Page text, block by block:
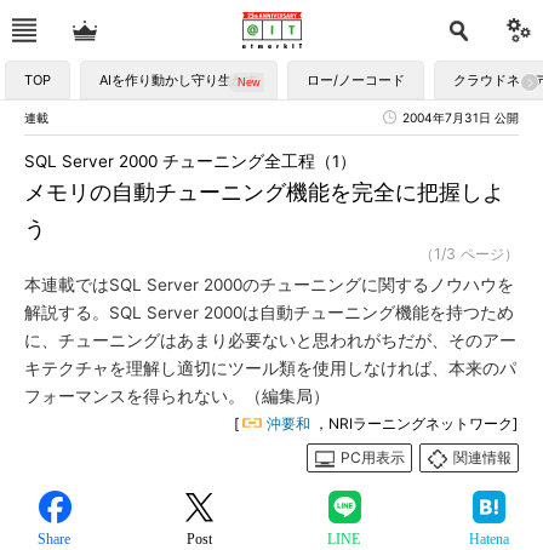
TOP AIを作り動かし守り生かす ロー/ノーコード クラウドネイ
連載 2004年7月31日 公開
メモリの自動チューニング機能を完全に把握しよ
う
SQL Server 2000 チューニング全工程（1）
（1/3 ページ）
本連載ではSQL Server 2000のチューニングに関するノウハウを
解説する。SQL Server 2000は自動チューニング機能を持つため
に、チューニングはあまり必要ないと思われがちだが、そのアー
キテクチャを理解し適切にツール類を使用しなければ、本来のパ
フォーマンスを得られない。（編集局）
[ 沖要和 ，NRIラーニングネットワーク]
PC用表示
関連情報
Share Post LINE Hatena